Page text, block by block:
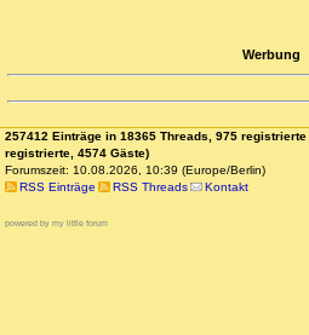
Werbung
257412 Einträge in 18365 Threads, 975
registrierte, 4574 Gäste)
Forumszeit: 10.08.2026, 10:39 (Europe/Berlin)
RSS Einträge
RSS Threads Kontakt
powered by my little forum